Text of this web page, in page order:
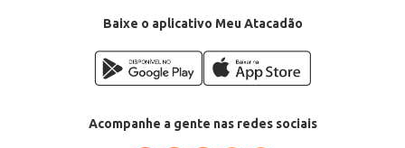
Baixe o aplicativo Meu Atacadão
Acompanhe a gente nas redes sociais